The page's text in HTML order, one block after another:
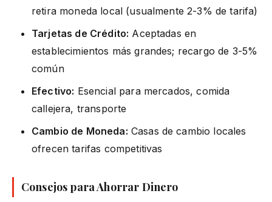
retira moneda local (usualmente 2-3% de tarifa)
Tarjetas de Crédito: Aceptadas en
establecimientos más grandes; recargo de 3-5%
común
Efectivo: Esencial para mercados, comida
callejera, transporte
Cambio de Moneda: Casas de cambio locales
ofrecen tarifas competitivas
Consejos para Ahorrar Dinero